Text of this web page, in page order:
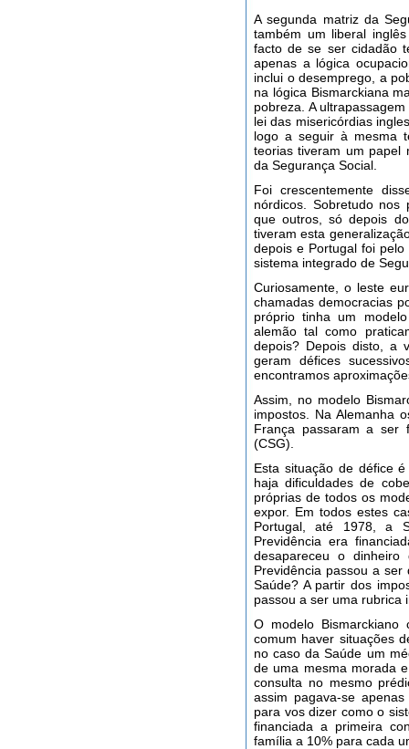
A segunda matriz da
também um liberal
facto de se ser cidadão
apenas a lógica
inclui o desemprego, a
na lógica Bismarckiana
pobreza. A
lei das misericórdias
logo a seguir à mesma
teorias tiveram um papel
da Segurança Social.
Foi crescentemente
nórdicos. Sobretudo
que outros, só depois
tiveram esta
depois e Portugal foi
sistema integrado de
Curiosamente, o leste
chamadas democracias
próprio tinha um
alemão tal como
depois? Depois disto, a
geram défices
encontramos
Assim, no modelo
impostos. Na Alemanha
França passaram a ser
(CSG).
Esta situação de défice
haja dificuldades de
próprias de todos os
expor. Em todos estes
Portugal, até 1978, a
Previdência era
desapareceu o
Previdência passou a
Saúde? A partir dos
passou a ser uma rubrica
O modelo Bismarckiano
comum haver situações
no caso da Saúde um
de uma mesma morada
consulta no mesmo
assim pagava-se
para vos dizer como o
financiada a primeira
família a 10% para cada